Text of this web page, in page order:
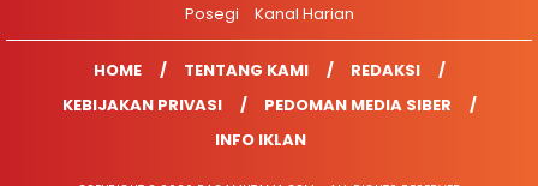
Posegi
Kanal Harian
HOME TENTANG KAMI
REDAKSI
KEBIJAKAN PRIVASI
PEDOMAN MEDIA SIBER
INFO IKLAN